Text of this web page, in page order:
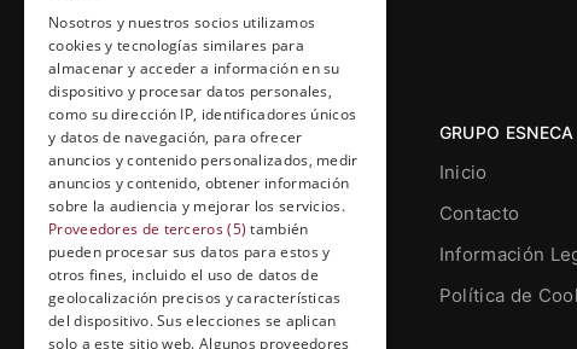
Grupo Esneca TV
Calle Prat de la Riba, 22, Entresuelo
(local 5)
GRUPO
Inicio
Contacto
Información
Política de
Nosotros y nuestros socios utilizamos
cookies y tecnologías similares para
almacenar y acceder a información en su
dispositivo y procesar datos personales,
como su dirección IP, identificadores únicos
y datos de navegación, para ofrecer
anuncios y contenido personalizados, medir
anuncios y contenido, obtener información
sobre la audiencia y mejorar los servicios.
Proveedores de terceros (5) también
pueden procesar sus datos para estos y
otros fines, incluido el uso de datos de
geolocalización precisos y características
del dispositivo. Sus elecciones se aplican
solo a este sitio web. Algunos proveedores